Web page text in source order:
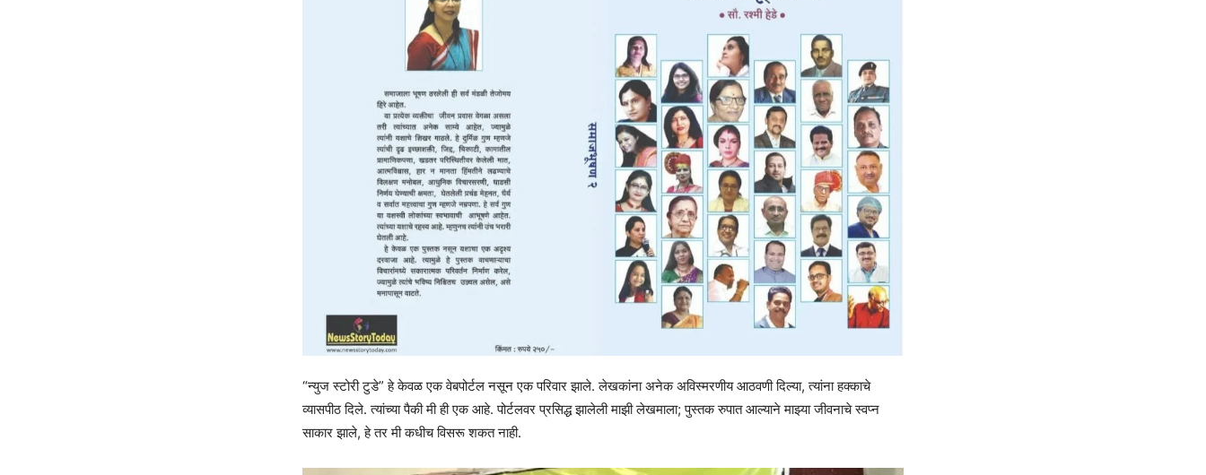
“न्युज स्टोरी टुडे” हे केवळ एक वेबपोर्टल नसून एक परिवार झाले. लेखकांना अनेक अविस्मरणीय आठवणी दिल्या, त्यांना हक्काचे
व्यासपीठ दिले. त्यांच्या पैकी मी ही एक आहे. पोर्टलवर प्रसिद्ध झालेली माझी लेखमाला; पुस्तक रुपात आल्याने माझ्या जीवनाचे स्वप्न
साकार झाले, हे तर मी कधीच विसरू शकत नाही.